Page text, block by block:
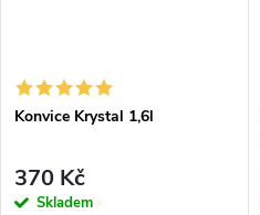
Konvice Krystal 1,6l
370 Kč
Skladem